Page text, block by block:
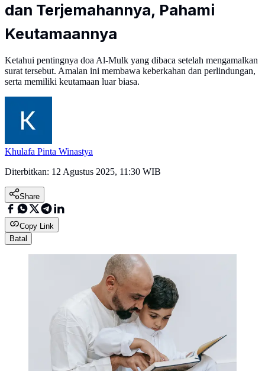
dan Terjemahannya, Pahami
Keutamaannya
Ketahui pentingnya doa Al-Mulk yang dibaca setelah mengamalkan
surat tersebut. Amalan ini membawa keberkahan dan perlindungan,
serta memiliki keutamaan luar biasa.
Khulafa Pinta Winastya
Diterbitkan: 12 Agustus 2025, 11:30 WIB
Share
Copy Link
Batal